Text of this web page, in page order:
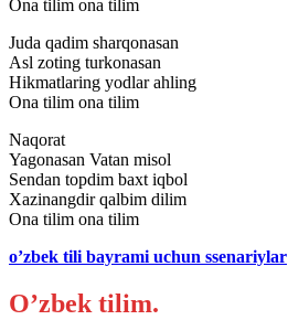
Ona tilim ona tilim
Juda qadim sharqonasan
Asl zoting turkonasan
Hikmatlaring yodlar ahling
Ona tilim ona tilim
Naqorat
Yagonasan Vatan misol
Sendan topdim baxt iqbol
Xazinangdir qalbim dilim
Ona tilim ona tilim
o’zbek tili bayrami uchun ssenariylar
O’zbek tilim.